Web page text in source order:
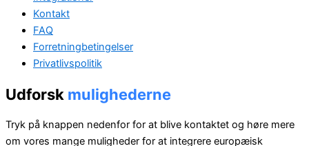
Kontakt
FAQ
Forretningbetingelser
Privatlivspolitik
Udforsk mulighederne
Tryk på knappen nedenfor for at blive kontaktet og høre mere
om vores mange muligheder for at integrere europæisk